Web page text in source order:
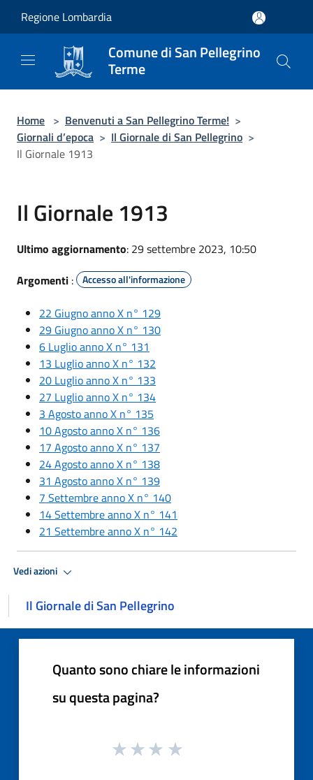
Regione Lombardia
Comune di San Pellegrino
Terme
Home > Benvenuti a San Pellegrino Terme! >
Giornali d’epoca > Il Giornale di San Pellegrino >
Il Giornale 1913
Il Giornale 1913
Ultimo aggiornamento: 29 settembre 2023, 10:50
Argomenti : Accesso all'informazione
22 Giugno anno X n° 129
29 Giugno anno X n° 130
6 Luglio anno X n° 131
13 Luglio anno X n° 132
20 Luglio anno X n° 133
27 Luglio anno X n° 134
3 Agosto anno X n° 135
10 Agosto anno X n° 136
17 Agosto anno X n° 137
24 Agosto anno X n° 138
31 Agosto anno X n° 139
7 Settembre anno X n° 140
14 Settembre anno X n° 141
21 Settembre anno X n° 142
Vedi azioni
Il Giornale di San Pellegrino
Quanto sono chiare le informazioni
su questa pagina?